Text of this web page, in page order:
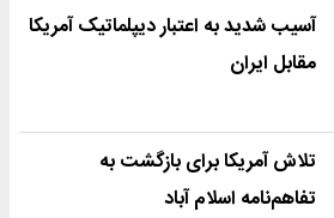
آسیب شدید به اعتبار دیپلماتیک آمریکا
مقابل ایران
تلاش آمریکا برای بازگشت به
تفاهم‌نامه اسلام آباد